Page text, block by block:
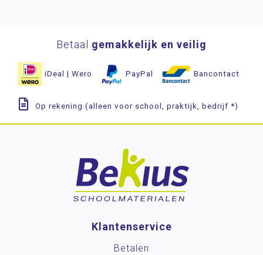
Betaal gemakkelijk en veilig
iDeal | Wero PayPal Bancontact
Op rekening (alleen voor school, praktijk, bedrijf *)
Klantenservice
Betalen